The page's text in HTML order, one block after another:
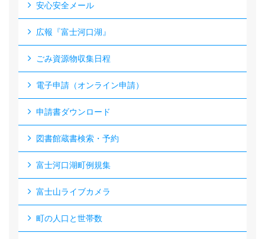
安心安全メール
広報『富士河口湖』
ごみ資源物収集日程
電子申請（オンライン申請）
申請書ダウンロード
図書館蔵書検索・予約
富士河口湖町例規集
富士山ライブカメラ
町の人口と世帯数